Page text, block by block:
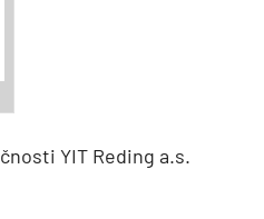
YIT Reding a.s.